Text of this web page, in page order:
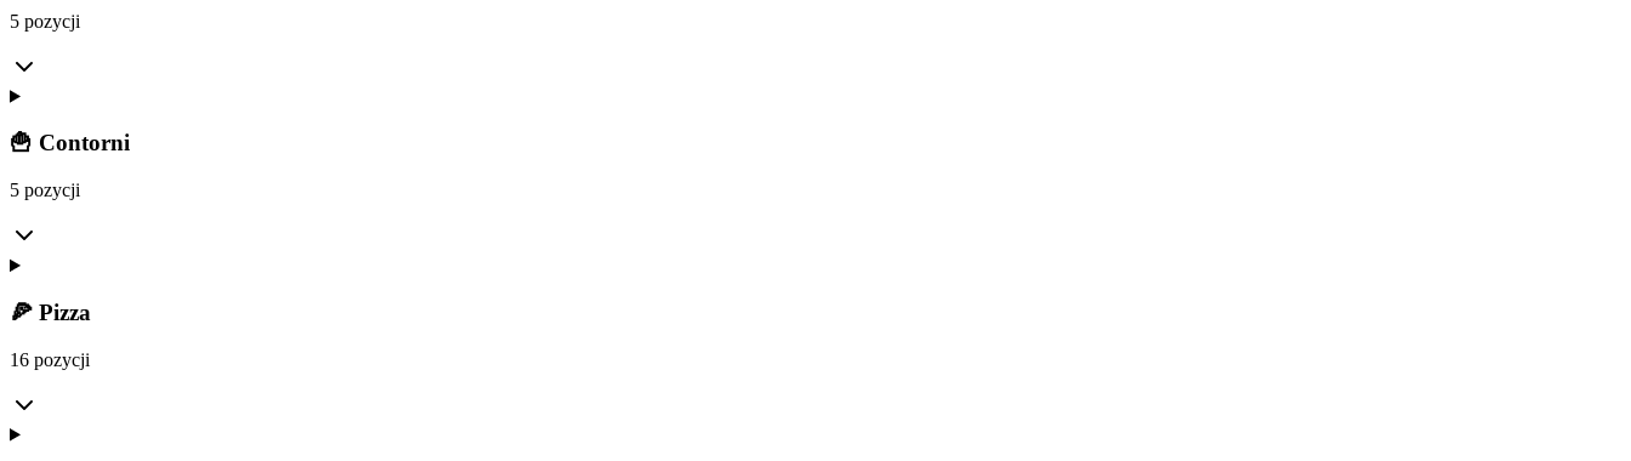
5 pozycji
🍟 Contorni
5 pozycji
🍕 Pizza
16 pozycji